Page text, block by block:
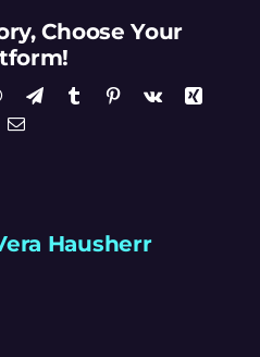
Choose Your
WhatsApp
TelegramTumblr Pinterest
Vk
Xing
E-
Hausherr